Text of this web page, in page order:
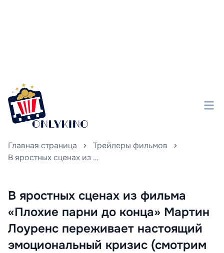
Главная страница
Трейлеры фильмов
В яростных сценах из фильма «Плохие парни до конца» Мартин Лоуренс переживает настоящий эмоциональный кризис (смотрим видео).
В яростных сценах из фильма
«Плохие парни до конца» Мартин
Лоуренс переживает настоящий
эмоциональный кризис (смотрим